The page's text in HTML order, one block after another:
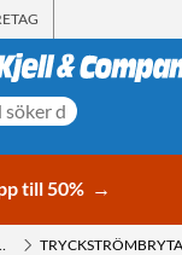
till 50% →